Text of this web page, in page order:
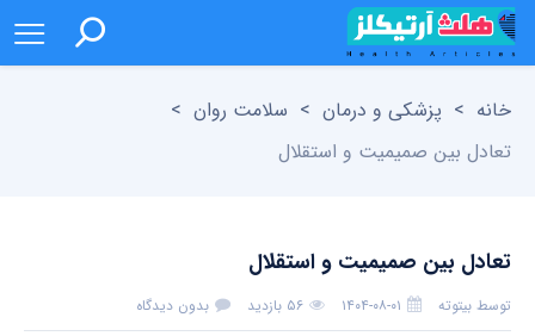
خانه > پزشکی و درمان > سلامت روان >
تعادل بین صمیمیت و استقلال
تعادل بین صمیمیت و استقلال
توسط بیتوته ۱۴۰۴-۰۸-۰۱ ۵۶ بازدید بدون دیدگاه